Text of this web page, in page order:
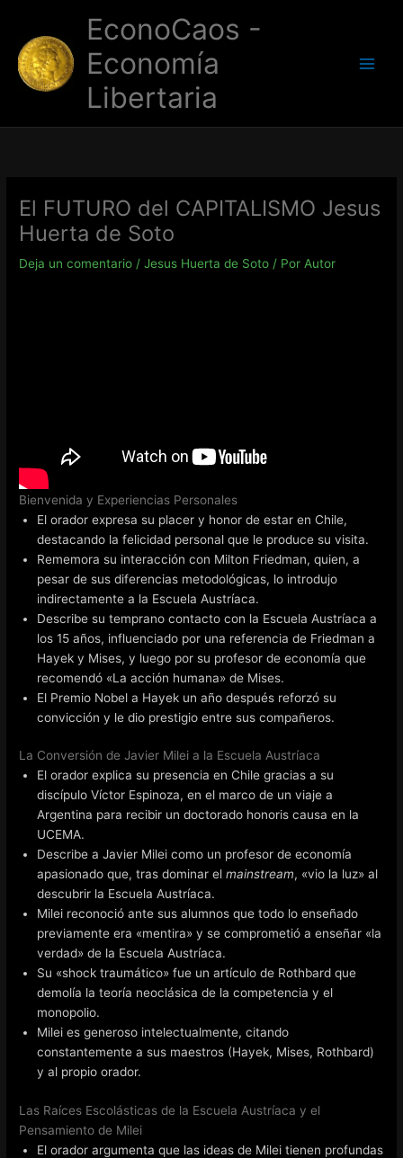
contenido
EconoCaos -
Economía
Libertaria
El FUTURO del CAPITALISMO Jesus
Huerta de Soto
Deja un comentario /Jesus Huerta de Soto / Por Autor
Bienvenida y Experiencias Personales
El orador expresa su placer y honor de estar en Chile,
destacando la felicidad personal que le produce su visita.
Rememora su interacción con Milton Friedman, quien, a
pesar de sus diferencias metodológicas, lo introdujo
indirectamente a la Escuela Austríaca.
Describe su temprano contacto con la Escuela Austríaca a
los 15 años, influenciado por una referencia de Friedman a
Hayek y Mises, y luego por su profesor de economía que
recomendó «La acción humana» de Mises.
El Premio Nobel a Hayek un año después reforzó su
convicción y le dio prestigio entre sus compañeros.
La Conversión de Javier Milei a la Escuela Austríaca
El orador explica su presencia en Chile gracias a su
discípulo Víctor Espinoza, en el marco de un viaje a
Argentina para recibir un doctorado honoris causa en la
UCEMA.
Describe a Javier Milei como un profesor de economía
apasionado que, tras dominar elmainstream, «vio la luz» al
descubrir la Escuela Austríaca.
Milei reconoció ante sus alumnos que todo lo enseñado
previamente era «mentira» y se comprometió a enseñar «la
verdad» de la Escuela Austríaca.
Su «shock traumático» fue un artículo de Rothbard que
demolía la teoría neoclásica de la competencia y el
monopolio.
Milei es generoso intelectualmente, citando
constantemente a sus maestros (Hayek, Mises, Rothbard)
y al propio orador.
Las Raíces Escolásticas de la Escuela Austríaca y el
Pensamiento de Milei
El orador argumenta que las ideas de Milei tienen profundas